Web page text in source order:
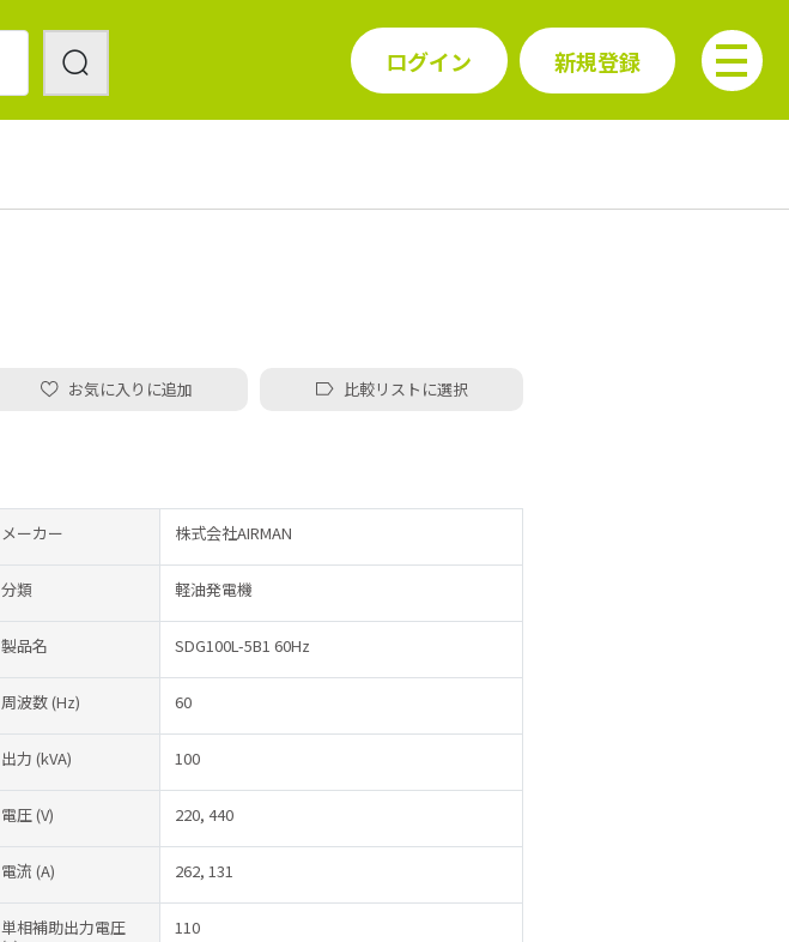
ログイン 新規登録
お気に入りに追加 比較リストに選択
メーカー 株式会社AIRMAN
分類 軽油発電機
製品名 SDG100L-5B1 60Hz
周波数(Hz) 60
出力 (kVA) 100
電圧(V) 220, 440
電流 (A) 262, 131
単相補助出力電圧
110